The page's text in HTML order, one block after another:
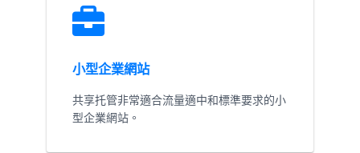
小型企業網站
共享托管非常適合流量適中和標準要求的小
型企業網站。